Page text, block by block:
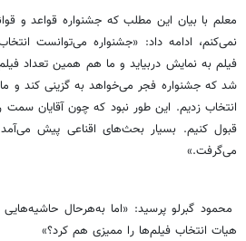
معلم با بیان این مطلب که جشنواره قواعد و
فیلم به نمایش دربیاید و ما هم همین تعداد
شد که جشنواره فجر می‌خواهد به گزینی کند و
انتخاب زدیم. این طور نبود که چون آقایان
قبول کنیم. بسیار بحث‌های اقناعی پیش
می‌گرفت.»
محمود گبرلو پرسید: «اما به‌هرحال
هیات انتخاب فیلم‌ها را ممیزی هم کرد؟»